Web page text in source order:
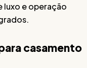
luxo e operação
casamento